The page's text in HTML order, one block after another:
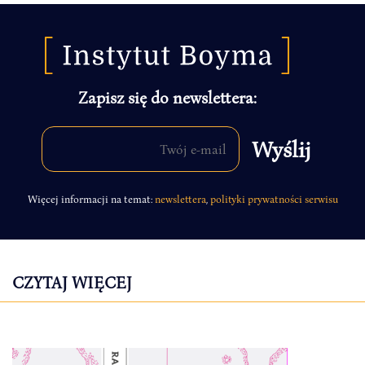
Zapisz się do newslettera:
Więcej informacji na temat:newslettera polityki prywatności serwisu
CZYTAJ WIĘCEJ